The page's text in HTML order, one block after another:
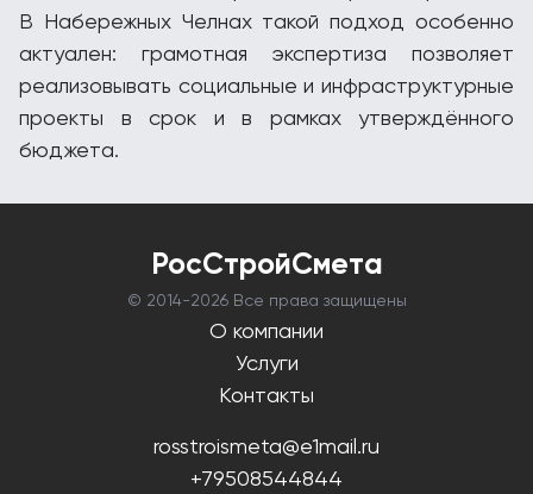
В Набережных Челнах такой подход особенно
актуален: грамотная экспертиза позволяет
реализовывать социальные и инфраструктурные
проекты в срок и в рамках утверждённого
бюджета.
РосСтройСмета
© 2014-2026 Все права защищены
О компании
Услуги
Контакты
rosstroismeta@e1mail.ru
+79508544844